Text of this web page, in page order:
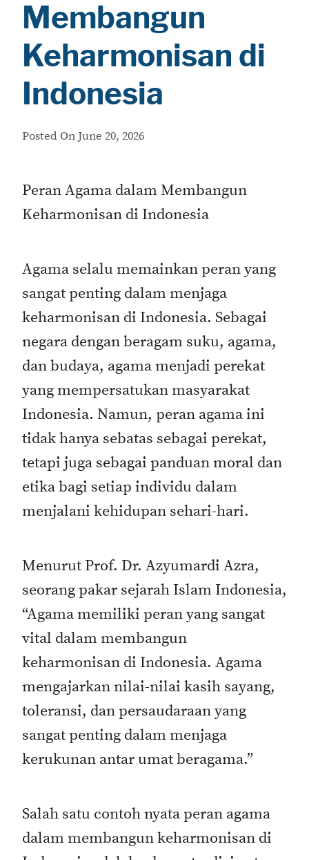
Membangun
Keharmonisan di
Indonesia
Posted OnJune 20, 2026
Peran Agama dalam Membangun
Keharmonisan di Indonesia
Agama selalu memainkan peran yang
sangat penting dalam menjaga
keharmonisan di Indonesia. Sebagai
negara dengan beragam suku, agama,
dan budaya, agama menjadi perekat
yang mempersatukan masyarakat
Indonesia. Namun, peran agama ini
tidak hanya sebatas sebagai perekat,
tetapi juga sebagai panduan moral dan
etika bagi setiap individu dalam
menjalani kehidupan sehari-hari.
Menurut Prof. Dr. Azyumardi Azra,
seorang pakar sejarah Islam Indonesia,
“Agama memiliki peran yang sangat
vital dalam membangun
keharmonisan di Indonesia. Agama
mengajarkan nilai-nilai kasih sayang,
toleransi, dan persaudaraan yang
sangat penting dalam menjaga
kerukunan antar umat beragama.”
Salah satu contoh nyata peran agama
dalam membangun keharmonisan di